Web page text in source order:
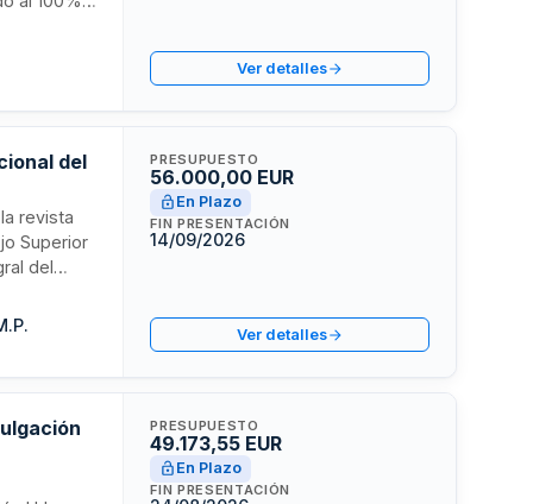
Ver detalles
del
revista
Superior
del
años.
PRESUPUESTO
56.000,00 EUR
En Plazo
FIN PRESENTACIÓN
14/09/2026
Ver detalles
PRESUPUESTO
49.173,55 EUR
En Plazo
FIN PRESENTACIÓN